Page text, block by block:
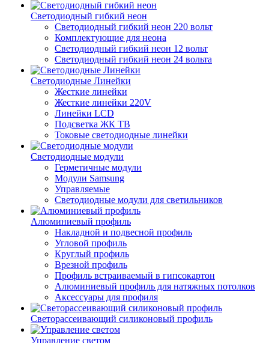
Светодиодный гибкий неон
Светодиодный гибкий неон 220 вольт
Комплектующие для неона
Светодиодный гибкий неон 12 вольт
Светодиодный гибкий неон 24 вольта
Светодиодные Линейки
Жесткие линейки
Жесткие линейки 220V
Линейки LCD
Подсветка ЖК ТВ
Токовые светодиодные линейки
Светодиодные модули
Герметичные модули
Модули Samsung
Управляемые
Светодиодные модули для светильников
Алюминиевый профиль
Накладной и подвесной профиль
Угловой профиль
Круглый профиль
Врезной профиль
Профиль встраиваемый в гипсокартон
Алюминиевый профиль для натяжных потолков
Аксессуары для профиля
Светорассеивающий силиконовый профиль
Управление светом